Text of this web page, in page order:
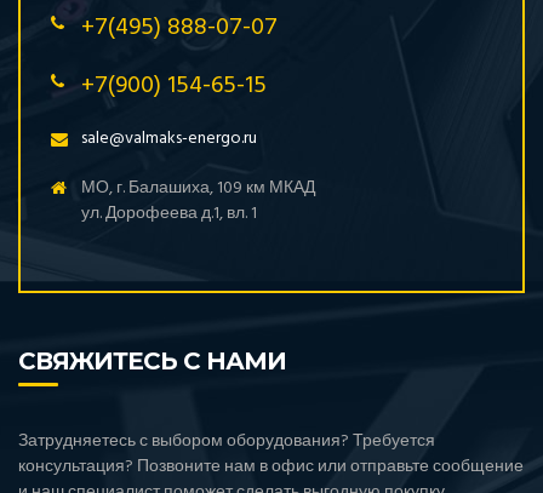
+7(495) 888-07-07
+7(900) 154-65-15
sale@valmaks-energo.ru
МО, г. Балашиха, 109 км МКАД
ул. Дорофеева д.1, вл. 1
СВЯЖИТЕСЬ С НАМИ
Затрудняетесь с выбором оборудования? Требуется
консультация? Позвоните нам в офис или отправьте сообщение